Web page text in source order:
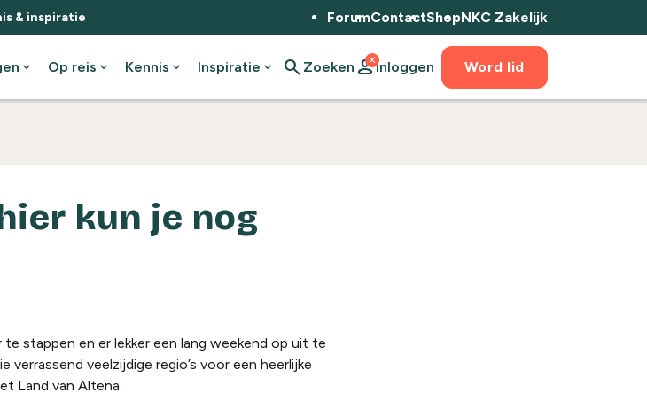
& inspiratie ForumContactShopNKC Zakelijk
expand_more Op reis expand_more Kennis expand_more Inspiratie expand_more search Zoeken person
closeInloggen Word lid
kun je nog
stappen en er lekker een lang weekend op uit te
veelzijdige regio’s voor een heerlijke
Land van Altena.